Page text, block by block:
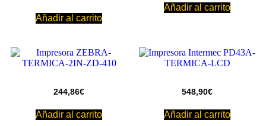
Añadir al carrito
Añadir al carrito
244,86€
Añadir al carrito
548,90€
Añadir al carrito